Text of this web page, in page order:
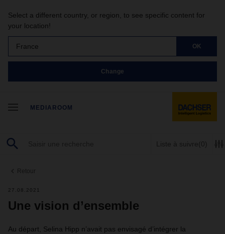
Select a different country, or region, to see specific content for
your location!
France OK
Change
MEDIAROOM
Liste à suivre(0)
Retour
27.08.2021
Une vision d’ensemble
Au départ, Selina Hipp n’avait pas envisagé d’intégrer la